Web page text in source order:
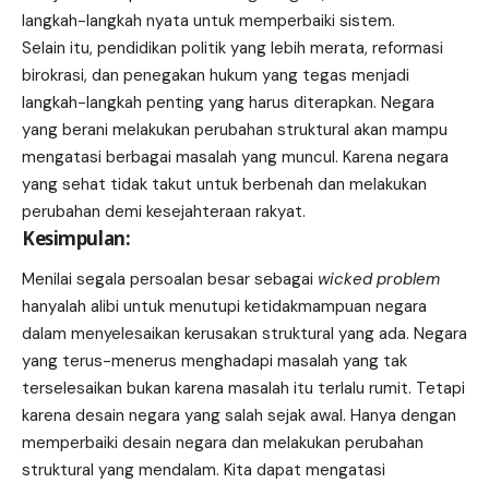
langkah-langkah nyata untuk memperbaiki sistem.
Selain itu, pendidikan politik yang lebih merata, reformasi
birokrasi, dan penegakan hukum yang tegas menjadi
langkah-langkah penting yang harus diterapkan. Negara
yang berani melakukan perubahan struktural akan mampu
mengatasi berbagai masalah yang muncul. Karena negara
yang sehat tidak takut untuk berbenah dan melakukan
perubahan demi kesejahteraan rakyat.
Kesimpulan:
Menilai segala persoalan besar sebagai wicked problem
hanyalah alibi untuk menutupi ketidakmampuan negara
dalam menyelesaikan kerusakan struktural yang ada. Negara
yang terus-menerus menghadapi masalah yang tak
terselesaikan bukan karena masalah itu terlalu rumit. Tetapi
karena desain negara yang salah sejak awal. Hanya dengan
memperbaiki desain negara dan melakukan perubahan
struktural yang mendalam. Kita dapat mengatasi